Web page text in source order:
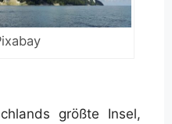
größte Insel,